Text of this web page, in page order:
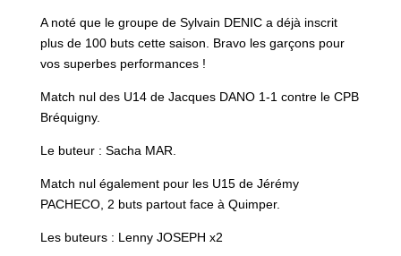
A noté que le groupe de Sylvain DENIC a déjà inscrit
plus de 100 buts cette saison. Bravo les garçons pour
vos superbes performances !
Match nul des U14 de Jacques DANO 1-1 contre le CPB
Bréquigny.
Le buteur : Sacha MAR.
Match nul également pour les U15 de Jérémy
PACHECO, 2 buts partout face à Quimper.
Les buteurs : Lenny JOSEPH x2